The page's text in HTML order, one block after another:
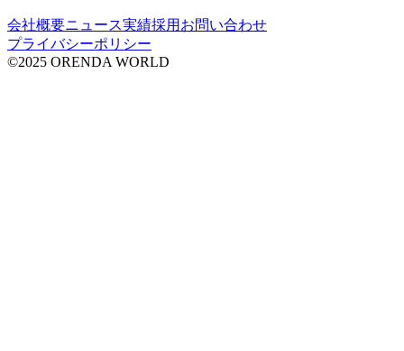
会社概要ニュース実績採用 お問い合わせ
プライバシーポリシー
©2025 ORENDA WORLD